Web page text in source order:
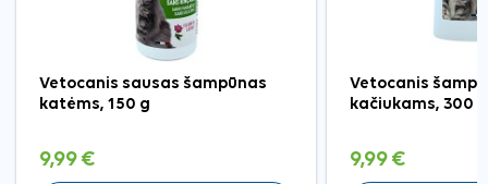
Vetocanis sausas šampūnas
katėms, 150 g
9,99 €
Vetocanis
kačiukams, 300
9,99 €